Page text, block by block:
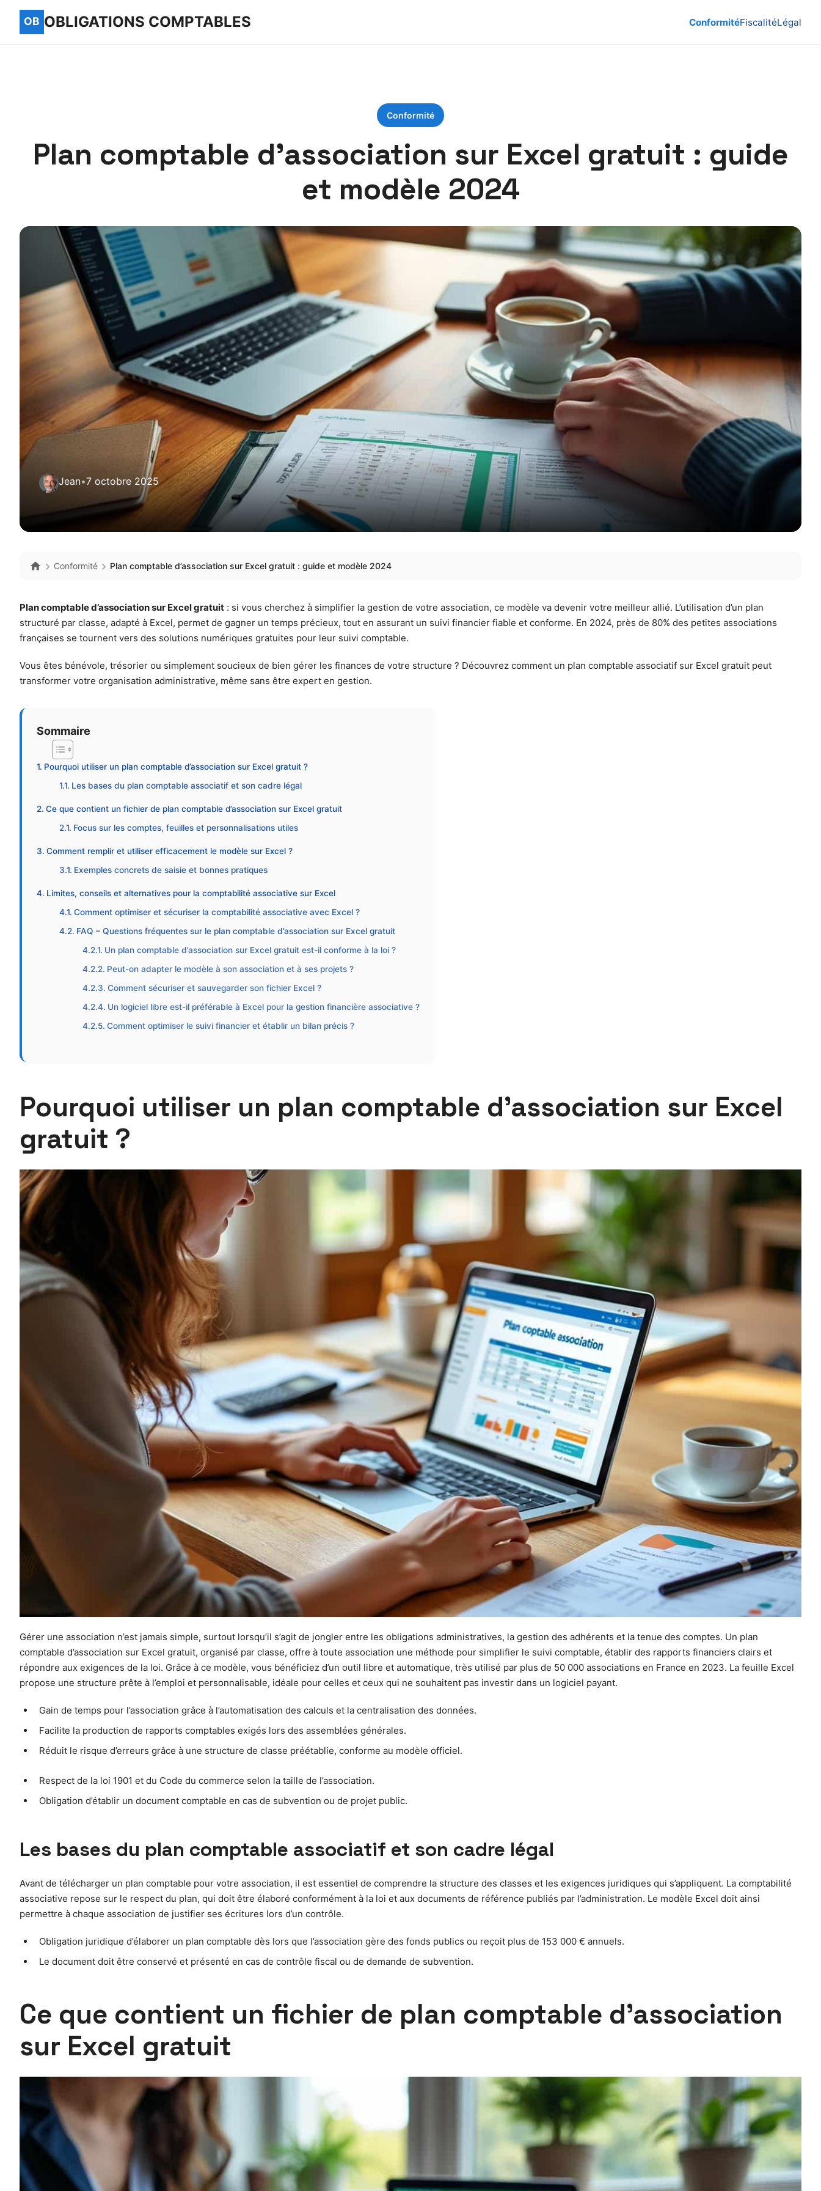
OBLIGATIONS COMPTABLES ConformitéFiscalitéLégal
Conformité
Plan comptable d’association sur Excel gratuit : guide
et modèle 2024
Jean•7 octobre 2025
Conformité Plan comptable d’association sur Excel gratuit : guide et modèle 2024
Plan comptable d’association sur Excel gratuit : si vous cherchez à simplifier la gestion de votre association, ce modèle va devenir votre meilleur allié. L’utilisation d’un plan
structuré par classe, adapté à Excel, permet de gagner un temps précieux, tout en assurant un suivi financier fiable et conforme. En 2024, près de 80% des petites associations
françaises se tournent vers des solutions numériques gratuites pour leur suivi comptable.
Vous êtes bénévole, trésorier ou simplement soucieux de bien gérer les finances de votre structure ? Découvrez comment un plan comptable associatif sur Excel gratuit peut
transformer votre organisation administrative, même sans être expert en gestion.
Sommaire
Pourquoi utiliser un plan comptable d’association sur Excel gratuit ?
Les bases du plan comptable associatif et son cadre légal
Ce que contient un fichier de plan comptable d’association sur Excel gratuit
Focus sur les comptes, feuilles et personnalisations utiles
Comment remplir et utiliser efficacement le modèle sur Excel ?
Exemples concrets de saisie et bonnes pratiques
Limites, conseils et alternatives pour la comptabilité associative sur Excel
Comment optimiser et sécuriser la comptabilité associative avec Excel ?
FAQ – Questions fréquentes sur le plan comptable d’association sur Excel gratuit
Un plan comptable d’association sur Excel gratuit est-il conforme à la loi ?
Peut-on adapter le modèle à son association et à ses projets ?
Comment sécuriser et sauvegarder son fichier Excel ?
Un logiciel libre est-il préférable à Excel pour la gestion financière associative ?
Comment optimiser le suivi financier et établir un bilan précis ?
Pourquoi utiliser un plan comptable d’association sur Excel
gratuit ?
Gérer une association n’est jamais simple, surtout lorsqu’il s’agit de jongler entre les obligations administratives, la gestion des adhérents et la tenue des comptes. Un plan
comptable d’association sur Excel gratuit, organisé par classe, offre à toute association une méthode pour simplifier le suivi comptable, établir des rapports financiers clairs et
répondre aux exigences de la loi. Grâce à ce modèle, vous bénéficiez d’un outil libre et automatique, très utilisé par plus de 50 000 associations en France en 2023. La feuille Excel
propose une structure prête à l’emploi et personnalisable, idéale pour celles et ceux qui ne souhaitent pas investir dans un logiciel payant.
Gain de temps pour l’association grâce à l’automatisation des calculs et la centralisation des données.
Facilite la production de rapports comptables exigés lors des assemblées générales.
Réduit le risque d’erreurs grâce à une structure de classe préétablie, conforme au modèle officiel.
Respect de la loi 1901 et du Code du commerce selon la taille de l’association.
Obligation d’établir un document comptable en cas de subvention ou de projet public.
Les bases du plan comptable associatif et son cadre légal
Avant de télécharger un plan comptable pour votre association, il est essentiel de comprendre la structure des classes et les exigences juridiques qui s’appliquent. La comptabilité
associative repose sur le respect du plan, qui doit être élaboré conformément à la loi et aux documents de référence publiés par l’administration. Le modèle Excel doit ainsi
permettre à chaque association de justifier ses écritures lors d’un contrôle.
Obligation juridique d’élaborer un plan comptable dès lors que l’association gère des fonds publics ou reçoit plus de 153 000 € annuels.
Le document doit être conservé et présenté en cas de contrôle fiscal ou de demande de subvention.
Ce que contient un fichier de plan comptable d’association
sur Excel gratuit